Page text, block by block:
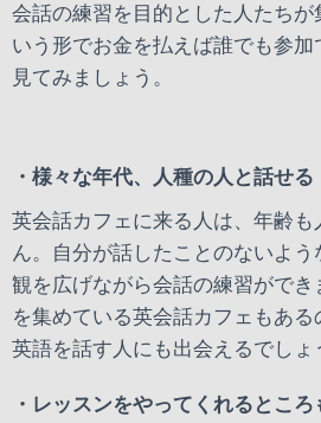
会話の練習を目的とした人たちが
いう形でお金を払えば誰でも参
見てみましょう。
・様々な年代、人種の人と話せる
英会話カフェに来る人は、年齢
ん。自分が話したことのないよ
観を広げながら会話の練習がで
を集めている英会話カフェもあ
英語を話す人にも出会えるでしょ
・レッスンをやってくれるところ